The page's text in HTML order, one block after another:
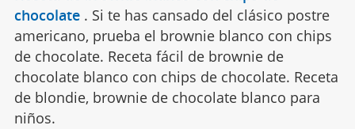
chocolate . Si te has cansado del clásico postre
americano, prueba el brownie blanco con chips
de chocolate. Receta fácil de brownie de
chocolate blanco con chips de chocolate. Receta
de blondie, brownie de chocolate blanco para
niños.